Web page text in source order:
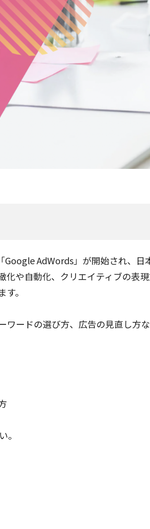
Google AdWords」が開始され、日
や自動化、クリエイティブの表
。
ードの選び方、広告の見直し方
。